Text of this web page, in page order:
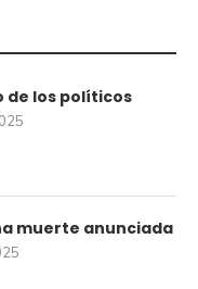
de los políticos
muerte anunciada